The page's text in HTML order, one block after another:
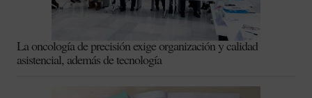
La oncología de precisión exige organización y calidad
asistencial, además de tecnología